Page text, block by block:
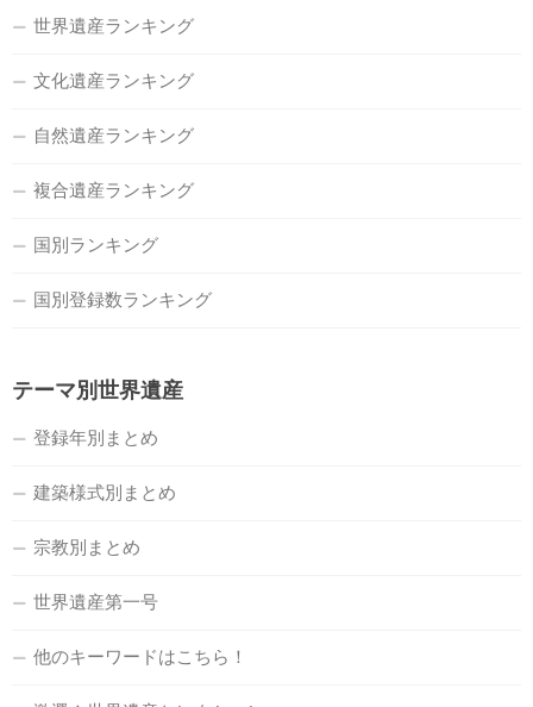
世界遺産ランキング
文化遺産ランキング
自然遺産ランキング
複合遺産ランキング
国別ランキング
国別登録数ランキング
テーマ別世界遺産
登録年別まとめ
建築様式別まとめ
宗教別まとめ
世界遺産第一号
他のキーワードはこちら！